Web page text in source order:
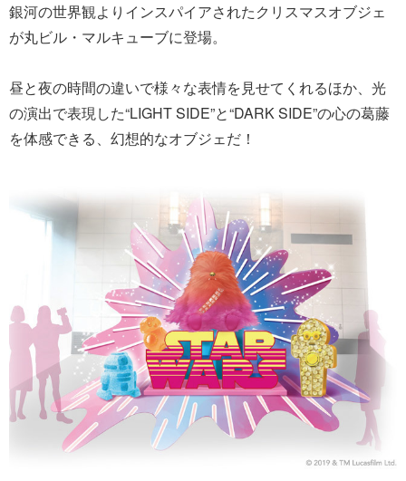
銀河の世界観よりインスパイアされたクリスマスオブジェ
が丸ビル・マルキューブに登場。
昼と夜の時間の違いで様々な表情を見せてくれるほか、光
の演出で表現した“LIGHT SIDE”と“DARK SIDE”の心の葛藤
を体感できる、幻想的なオブジェだ！